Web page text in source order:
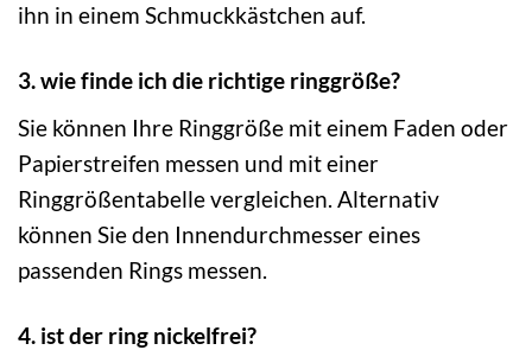
ihn in einem Schmuckkästchen auf.
3. wie finde ich die richtige ringgröße?
Sie können Ihre Ringgröße mit einem Faden oder
Papierstreifen messen und mit einer
Ringgrößentabelle vergleichen. Alternativ
können Sie den Innendurchmesser eines
passenden Rings messen.
4. ist der ring nickelfrei?